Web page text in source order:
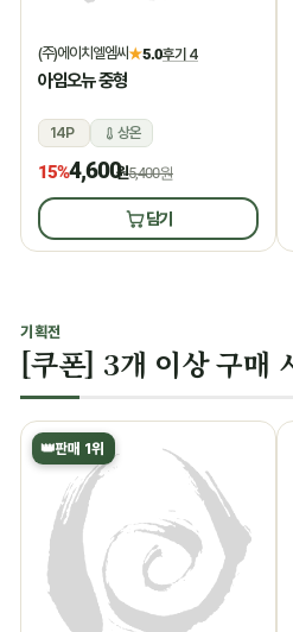
(주)에이치엘엠씨★5.0후기 4
아임오뉴 중형
14P 상온
15%4,600원5,400원
담기
기획전
👑판매 1위